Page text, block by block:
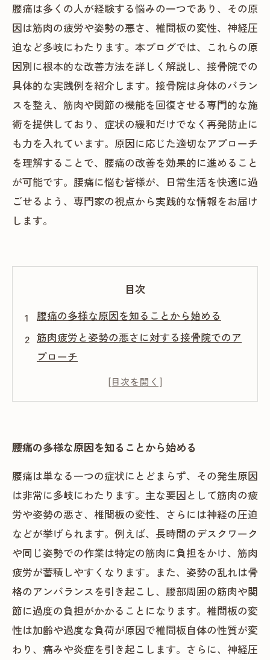
腰痛は多くの人が経験する悩みの一つであり、その原
因は筋肉の疲労や姿勢の悪さ、椎間板の変性、神経圧
迫など多岐にわたります。本ブログでは、これらの原
因別に根本的な改善方法を詳しく解説し、接骨院での
具体的な実践例を紹介します。接骨院は身体のバラン
スを整え、筋肉や関節の機能を回復させる専門的な施
術を提供しており、症状の緩和だけでなく再発防止に
も力を入れています。原因に応じた適切なアプローチ
を理解することで、腰痛の改善を効果的に進めること
が可能です。腰痛に悩む皆様が、日常生活を快適に過
ごせるよう、専門家の視点から実践的な情報をお届け
します。
目次
腰痛の多様な原因を知ることから始める
筋肉疲労と姿勢の悪さに対する接骨院でのア
プローチ
椎間板の変性に対する根本改善策と接骨院の
役割
腰痛根本改善の実現に向けた接骨院の総合的
腰痛の多様な原因を知ることから始める
腰痛は単なる一つの症状にとどまらず、その発生原因
は非常に多岐にわたります。主な要因として筋肉の疲
労や姿勢の悪さ、椎間板の変性、さらには神経の圧迫
などが挙げられます。例えば、長時間のデスクワーク
や同じ姿勢での作業は特定の筋肉に負担をかけ、筋肉
疲労が蓄積しやすくなります。また、姿勢の乱れは骨
格のアンバランスを引き起こし、腰部周囲の筋肉や関
節に過度の負担がかかることになります。椎間板の変
性は加齢や過度な負荷が原因で椎間板自体の性質が変
わり、痛みや炎症を引き起こします。さらに、神経圧